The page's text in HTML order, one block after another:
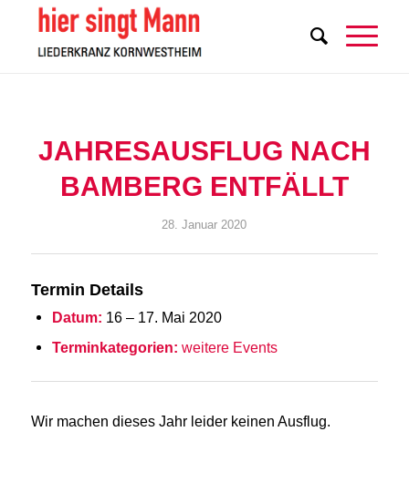
JAHRESAUSFLUG NACH
BAMBERG ENTFÄLLT
28. Januar 2020
Termin Details
Datum: 16– 17. Mai 2020
Terminkategorien: weitere Events
Wir machen dieses Jahr leider keinen Ausflug.